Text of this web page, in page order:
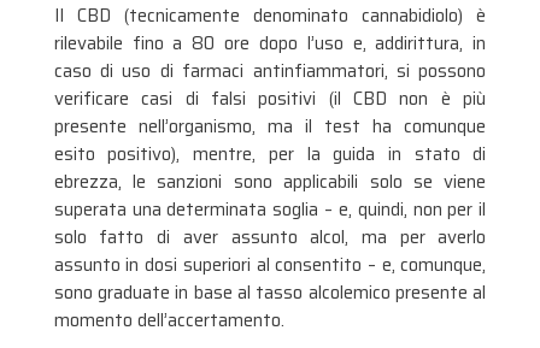
Il CBD (tecnicamente denominato cannabidiolo) è
rilevabile fino a 80 ore dopo l’uso e, addirittura, in
caso di uso di farmaci antinfiammatori, si possono
verificare casi di falsi positivi (il CBD non è più
presente nell’organismo, ma il test ha comunque
esito positivo), mentre, per la guida in stato di
ebrezza, le sanzioni sono applicabili solo se viene
superata una determinata soglia – e, quindi, non per il
solo fatto di aver assunto alcol, ma per averlo
assunto in dosi superiori al consentito – e, comunque,
sono graduate in base al tasso alcolemico presente al
momento dell’accertamento.